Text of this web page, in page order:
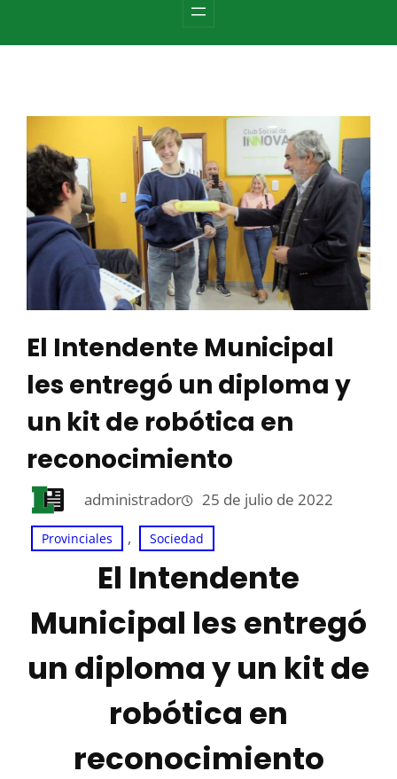
El Intendente Municipal
les entregó un diploma y
un kit de robótica en
reconocimiento
administrador 25 de julio de 2022
Provinciales , Sociedad
El Intendente
Municipal les entregó
un diploma y un kit de
robótica en
reconocimiento